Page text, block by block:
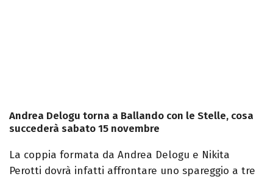
Andrea Delogu torna a Ballando con le Stelle, cosa
succederà sabato 15 novembre
La coppia formata da Andrea Delogu e Nikita
Perotti dovrà infatti affrontare uno spareggio a tre